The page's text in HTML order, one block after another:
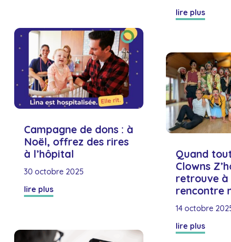
Campagne de dons : à
Noël, offrez des rires
à l’hôpital
30 octobre 2025
lire plus
lire plus
Quand
Clowns
retrouve à
rencontre
14 octobre
lire plus